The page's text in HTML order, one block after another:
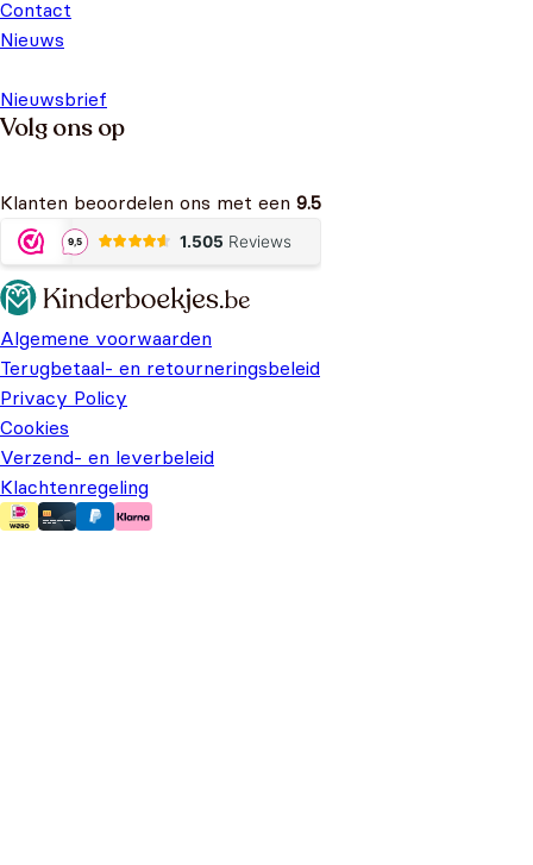
Contact
Nieuws
Nieuwsbrief
Volg ons op
Klanten beoordelen ons met een 9.5
Algemene voorwaarden
Terugbetaal- en retourneringsbeleid
Privacy Policy
Cookies
Verzend- en leverbeleid
Klachtenregeling